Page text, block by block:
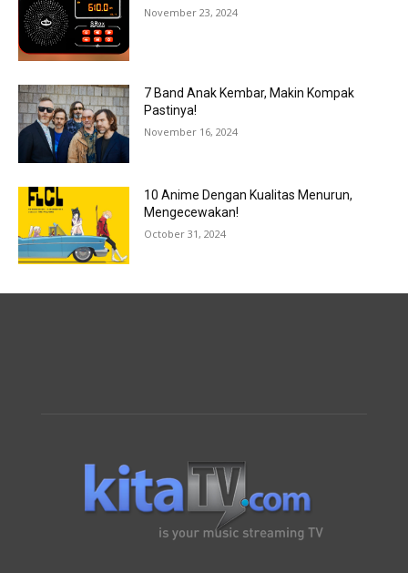
November 23, 2024
7 Band Anak Kembar, Makin Kompak
Pastinya!
November 16, 2024
10 Anime Dengan Kualitas Menurun,
Mengecewakan!
October 31, 2024